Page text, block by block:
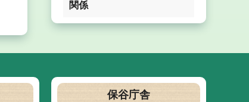
関係
保谷庁舎